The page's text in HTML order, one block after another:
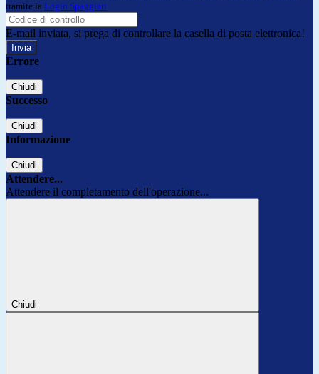
tramite la Login Spaggiari
E-mail inviata, si prega di controllare la casella di posta elettronica!
Errore
Chiudi
Successo
Chiudi
Informazione
Chiudi
Attendere...
Attendere il completamento dell'operazione...
Chiudi